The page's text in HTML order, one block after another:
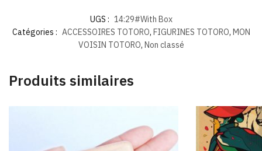
UGS : 14:29#With Box
Catégories : ACCESSOIRES TOTORO, FIGURINES TOTORO, MON
VOISIN TOTORO, Non classé
Produits similaires